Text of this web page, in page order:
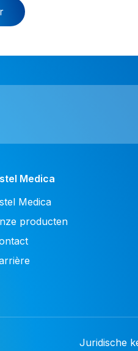
Medica
Medica
producten
Juridische